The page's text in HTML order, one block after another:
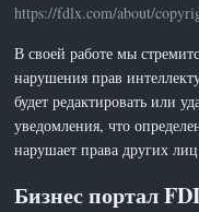
https://fdlx.com/about/
В своей работе мы
нарушения прав
будет редактировать или
уведомления, что
нарушает права других
Бизнес портал